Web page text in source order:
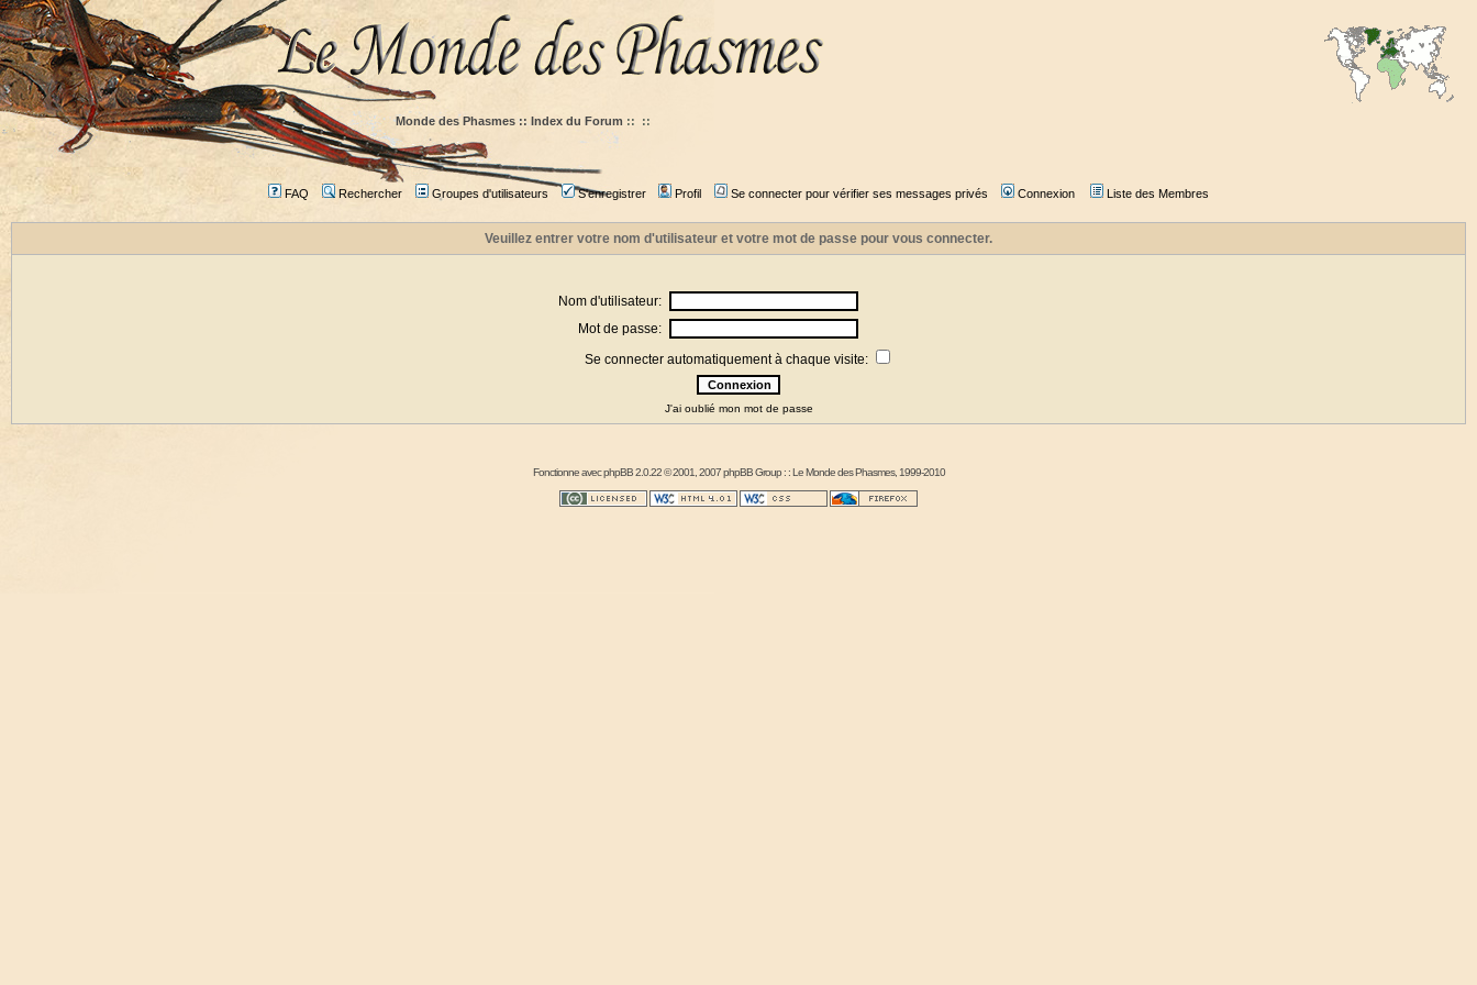
Monde des Phasmes :: Index du Forum :: ::
FAQ Rechercher Groupes d'utilisateurs S'enregistrer Profil Se connecter pour vérifier ses messages privés Connexion Liste des Membres
Veuillez entrer votre nom d'utilisateur et votre mot de passe pour vous connecter.
Nom d'utilisateur:
Mot de passe:
Se connecter automatiquement à chaque visite:
J'ai oublié mon mot de passe
Fonctionne avecphpBB2.0.22 © 2001, 2007 phpBB Group : :Le Monde des Phasmes, 1999-2010